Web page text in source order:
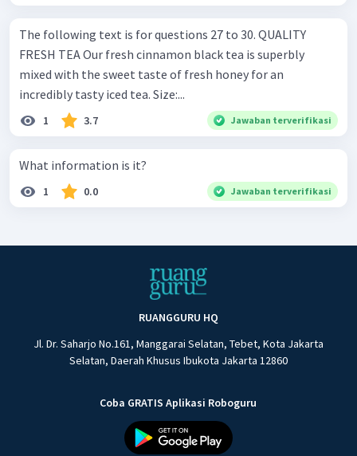
The following text is for questions 27 to 30. QUALITY
FRESH TEA Our fresh cinnamon black tea is superbly
mixed with the sweet taste of fresh honey for an
incredibly tasty iced tea. Size:...
1 3.7 Jawaban terverifikasi
What information is it?
1 0.0 Jawaban terverifikasi
RUANGGURU HQ
Jl. Dr. Saharjo No.161, Manggarai Selatan, Tebet, Kota Jakarta
Selatan, Daerah Khusus Ibukota Jakarta 12860
Coba GRATIS Aplikasi Roboguru